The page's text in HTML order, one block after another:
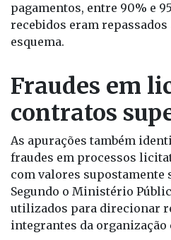
pagamentos, entre 90% e
recebidos eram
esquema.
Fraudes em
contratos
As apurações também
fraudes em processos
com valores supostamente
Segundo o Ministério
utilizados para direcionar
integrantes da